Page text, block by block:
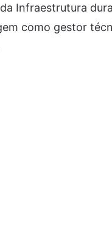
Infraestrutura
como gestor